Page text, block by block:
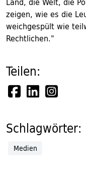
zeigen, wie es die
weichgespült wie
Rechtlichen."
Teilen:
Schlagwörter:
Medien